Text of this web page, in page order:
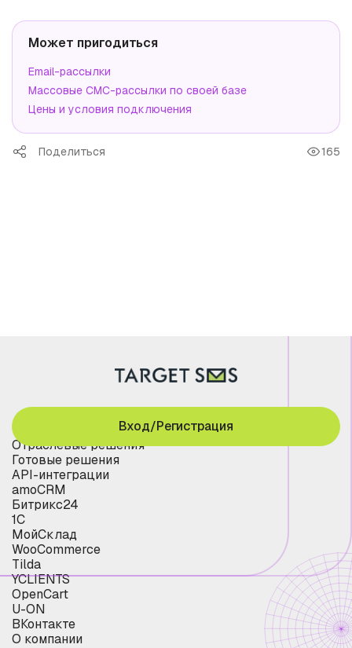
Может пригодиться
Email-рассылки
Массовые СМС-рассылки по своей базе
Цены и условия подключения
Поделиться 165
Отраслевые решения
Готовые решения
API-интеграции
amoCRM
Битрикс24
1С
МойСклад
WooCommerce
Tilda
YCLIENTS
OpenCart
U-ON
ВКонтакте
О компании
Вход/Регистрация